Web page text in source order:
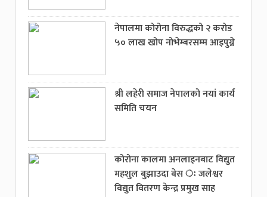
नेपालमा कोरोना विरुद्धको २ करोड
५० लाख खोप नोभेम्बरसम्म आइपुग्ने
श्री लहेरी समाज नेपालको नयां कार्य
समिति चयन
कोरोना कालमा अनलाइनबाट विद्युत
महशुल बुझाउदा बेस ः जलेश्वर
विद्युत वितरण केन्द्र प्रमुख साह